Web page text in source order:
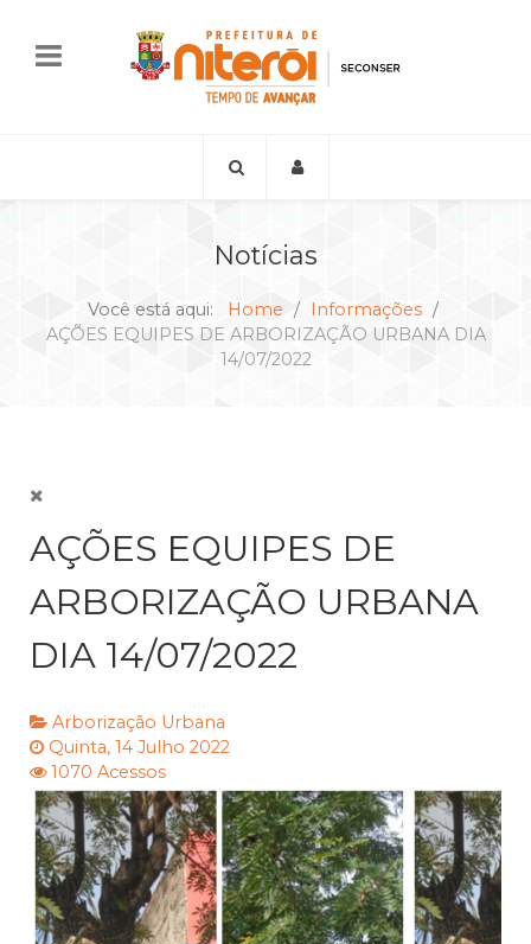
Notícias
Você está aqui: Home
Informações
AÇÕES EQUIPES DE ARBORIZAÇÃO URBANA DIA
14/07/2022
AÇÕES EQUIPES DE
ARBORIZAÇÃO URBANA
DIA 14/07/2022
Arborização Urbana
Quinta, 14 Julho 2022
1070 Acessos